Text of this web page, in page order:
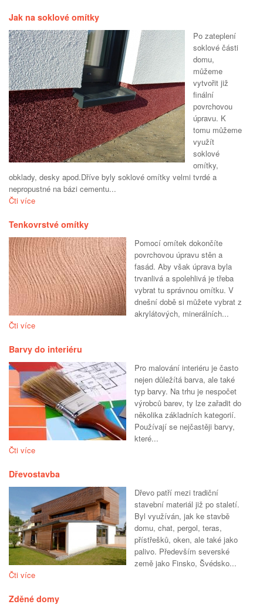
Jak na soklové omítky
Po zateplení
soklové části
domu,
můžeme
vytvořit již
finální
povrchovou
úpravu. K
tomu můžeme
využít
soklové
omítky,
obklady, desky apod.Dříve byly soklové omítky velmi tvrdé a
nepropustné na bázi cementu...
Čti více
Tenkovrstvé omítky
Pomocí omítek dokončíte
povrchovou úpravu stěn a
fasád. Aby však úprava byla
trvanlivá a spolehlivá je třeba
vybrat tu správnou omítku. V
dnešní době si můžete vybrat z
akrylátových, minerálních...
Čti více
Barvy do interiéru
Pro malování interiéru je často
nejen důležítá barva, ale také
typ barvy. Na trhu je nespočet
výrobců barev, ty lze zařadit do
několika základních kategorií.
Používají se nejčastěji barvy,
které...
Čti více
Dřevostavba
Dřevo patří mezi tradiční
stavební materiál již po staletí.
Byl využíván, jak ke stavbě
domu, chat, pergol, teras,
přístřešků, oken, ale také jako
palivo. Především severské
země jako Finsko, Švédsko...
Čti více
Zděné domy